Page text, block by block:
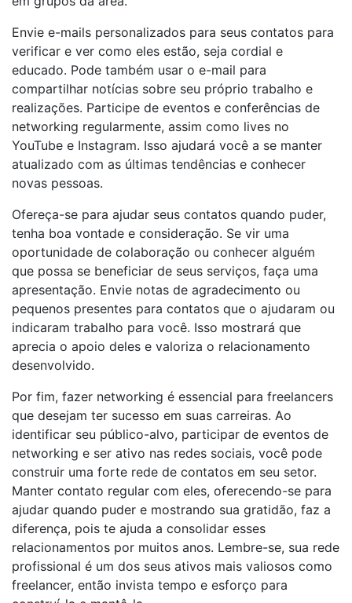
Envie e-mails personalizados para seus contatos para
verificar e ver como eles estão, seja cordial e
educado. Pode também usar o e-mail para
compartilhar notícias sobre seu próprio trabalho e
realizações. Participe de eventos e conferências de
networking regularmente, assim como lives no
YouTube e Instagram. Isso ajudará você a se manter
atualizado com as últimas tendências e conhecer
novas pessoas.
Ofereça-se para ajudar seus contatos quando puder,
tenha boa vontade e consideração. Se vir uma
oportunidade de colaboração ou conhecer alguém
que possa se beneficiar de seus serviços, faça uma
apresentação. Envie notas de agradecimento ou
pequenos presentes para contatos que o ajudaram ou
indicaram trabalho para você. Isso mostrará que
aprecia o apoio deles e valoriza o relacionamento
desenvolvido.
Por fim, fazer networking é essencial para freelancers
que desejam ter sucesso em suas carreiras. Ao
identificar seu público-alvo, participar de eventos de
networking e ser ativo nas redes sociais, você pode
construir uma forte rede de contatos em seu setor.
Manter contato regular com eles, oferecendo-se para
ajudar quando puder e mostrando sua gratidão, faz a
diferença, pois te ajuda a consolidar esses
relacionamentos por muitos anos. Lembre-se, sua rede
profissional é um dos seus ativos mais valiosos como
freelancer, então invista tempo e esforço para